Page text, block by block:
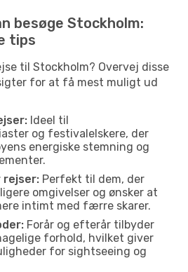
besøge Stockholm:
tips
til Stockholm? Overvej disse
for at få mest muligt ud
Ideel til
og festivalelskere, der
energiske stemning og
rejser: Perfekt til dem, der
omgivelser og ønsker at
intimt med færre skarer.
Forår og efterår tilbyder
forhold, hvilket giver
for sightseeing og